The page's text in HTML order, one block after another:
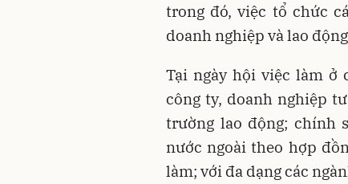
trong đó, việc tổ chức
doanh nghiệp và lao
Tại ngày hội việc làm ở
công ty, doanh nghiệp
trường lao động; chính
nước ngoài theo hợp
làm; với đa dạng các